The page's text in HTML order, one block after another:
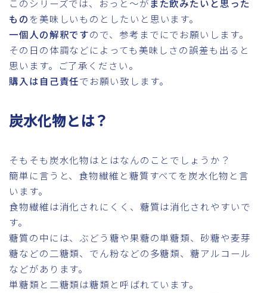
このシリーズでは、おっと～がまた飲みたいと思った
もの を美味しいものとしたいと思います。
一個人の解釈ですので、参考までにでお願いします。
その日の体調などによっても美味しさの誤差も出ると
思います。ご了承ください。
購入は自己責任でお願い致します。
炭水化物とは？
そもそも炭水化物はとはなんのことでしょうか？
簡単に言うと、食物繊維と糖質すべてを炭水化物と言
います。
食物繊維は消化されにくく、糖質は消化されやすいで
す。
糖質の中には、ぶどう糖や果糖の単糖類、砂糖や麦芽
糖などの二糖類、でん粉などの多糖類、糖アルコール
などがあります。
単糖類と二糖類は糖類と呼ばれています。